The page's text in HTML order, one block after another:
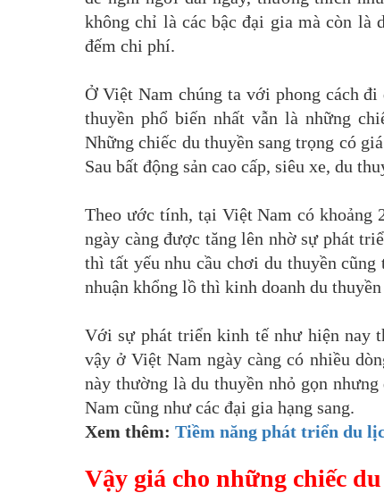
không chỉ là các bậc đại gia mà còn là
đếm chi phí.
Ở Việt Nam chúng ta với phong cách
thuyền phổ biến nhất vẫn là những
Những chiếc du thuyền sang trọng có
Sau bất động sản cao cấp, siêu xe, du
Theo ước tính, tại Việt Nam có khoảng
ngày càng được tăng lên nhờ sự phát
thì tất yếu nhu cầu chơi du thuyền
nhuận khổng lồ thì kinh doanh du
Với sự phát triển kinh tế như hiện nay
vậy ở Việt Nam ngày càng có nhiều
này thường là du thuyền nhỏ gọn
Nam cũng như các đại gia hạng sang.
Xem thêm: Tiềm năng phát triển du
Vậy giá cho những chiếc